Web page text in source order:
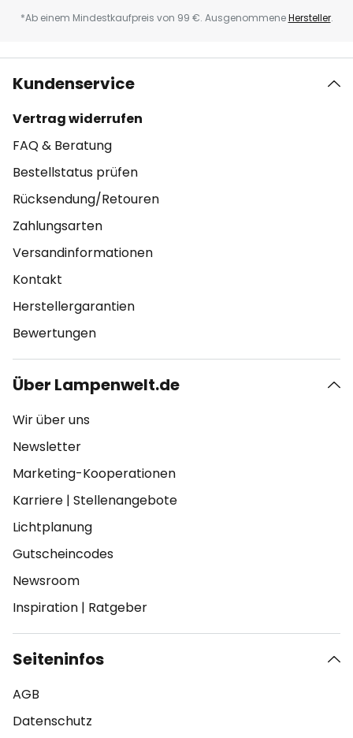
*Ab einem Mindestkaufpreis von 99 €. AusgenommeneHersteller.
Kundenservice
Vertrag widerrufen
FAQ & Beratung
Bestellstatus prüfen
Rücksendung/Retouren
Zahlungsarten
Versandinformationen
Kontakt
Herstellergarantien
Bewertungen
Über Lampenwelt.de
Wir über uns
Newsletter
Marketing-Kooperationen
Karriere | Stellenangebote
Lichtplanung
Gutscheincodes
Newsroom
Inspiration | Ratgeber
Seiteninfos
AGB
Datenschutz